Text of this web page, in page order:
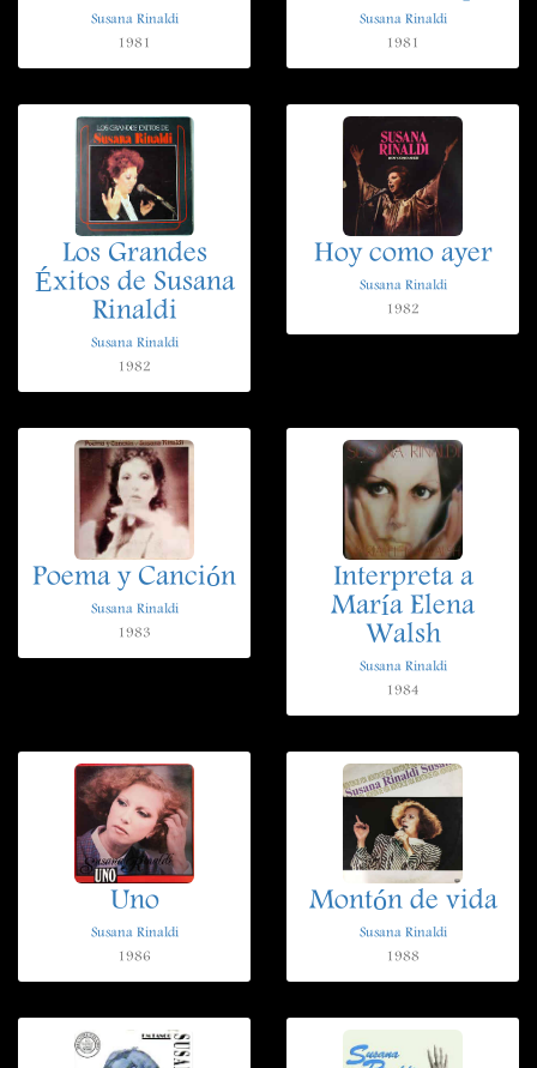
Susana Rinaldi
1981
Susana Rinaldi
1981
Los Grandes
Éxitos de Susana
Rinaldi
Susana Rinaldi
1982
Hoy como ayer
Susana Rinaldi
1982
Poema y Canción
Susana Rinaldi
1983
Interpreta a
María Elena
Walsh
Susana Rinaldi
1984
Uno
Susana Rinaldi
1986
Montón de vida
Susana Rinaldi
1988